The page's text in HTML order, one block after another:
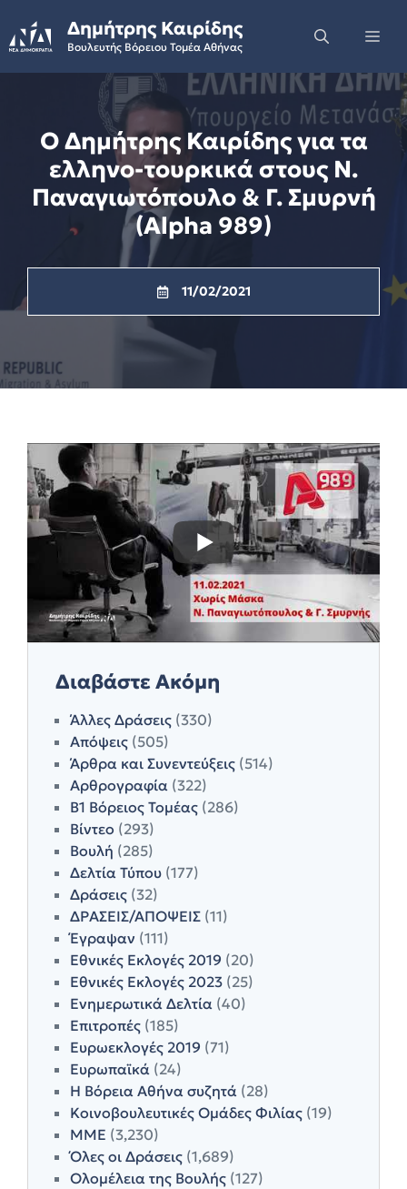
to
content
Δημήτρης Καιρίδης
Βουλευτής Βόρειου Τομέα Αθήνας
Ο Δημήτρης Καιρίδης για τα
ελληνο-τουρκικά στους Ν.
Παναγιωτόπουλο & Γ. Σμυρνή
(Alpha 989)
11/02/2021
Διαβάστε Ακόμη
Άλλες Δράσεις (330)
Απόψεις (505)
Άρθρα και Συνεντεύξεις (514)
Αρθρογραφία (322)
Β1 Βόρειος Τομέας (286)
Βίντεο (293)
Βουλή (285)
Δελτία Τύπου (177)
Δράσεις (32)
ΔΡΑΣΕΙΣ/ΑΠΟΨΕΙΣ (11)
Έγραψαν (111)
Εθνικές Εκλογές 2019 (20)
Εθνικές Εκλογές 2023 (25)
Ενημερωτικά Δελτία (40)
Επιτροπές (185)
Ευρωεκλογές 2019 (71)
Ευρωπαϊκά (24)
Η Βόρεια Αθήνα συζητά (28)
Κοινοβουλευτικές Ομάδες Φιλίας (19)
ΜΜΕ (3,230)
Όλες οι Δράσεις (1,689)
Ολομέλεια της Βουλής (127)